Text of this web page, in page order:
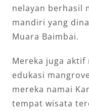
nelayan berhasil
mandiri yang
Muara Baimbai.
Mereka juga aktif
edukasi
mereka namai
tempat wisata